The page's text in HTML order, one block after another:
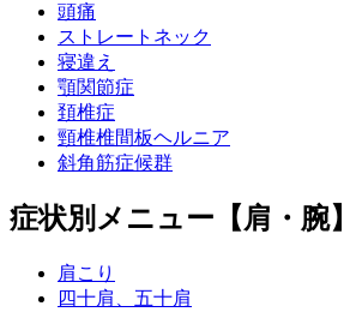
頭痛
ストレートネック
寝違え
顎関節症
頚椎症
頸椎椎間板ヘルニア
斜角筋症候群
症状別メニュー【肩・腕】
肩こり
四十肩、五十肩